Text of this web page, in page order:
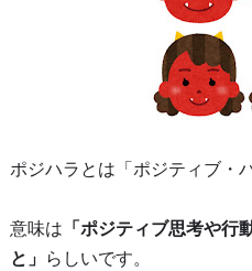
ポジハラとは「ポジティブ・
意味は 「ポジティブ思考や行
と」 らしいです。